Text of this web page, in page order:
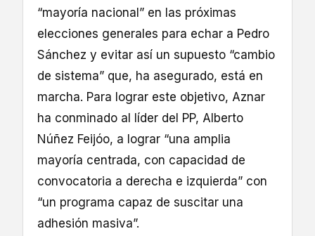
“mayoría nacional” en las próximas
elecciones generales para echar a Pedro
Sánchez y evitar así un supuesto “cambio
de sistema” que, ha asegurado, está en
marcha. Para lograr este objetivo, Aznar
ha conminado al líder del PP, Alberto
Núñez Feijóo, a lograr “una amplia
mayoría centrada, con capacidad de
convocatoria a derecha e izquierda” con
“un programa capaz de suscitar una
adhesión masiva”.